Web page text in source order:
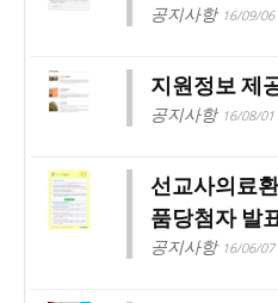
공지사항 16/09/06
지원정보 제
공지사항 16/08/01
선교사의료
품당첨자 발
공지사항 16/06/07